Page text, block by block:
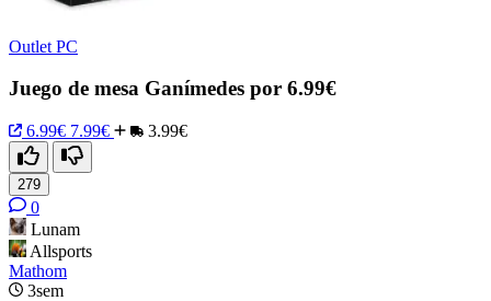
Outlet PC
Juego de mesa Ganímedes por 6.99€
6.99€ 7.99€ 3.99€
279
0
Lunam
Allsports
Mathom
3sem